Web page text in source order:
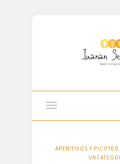
APERITIVOS Y PICOTEO